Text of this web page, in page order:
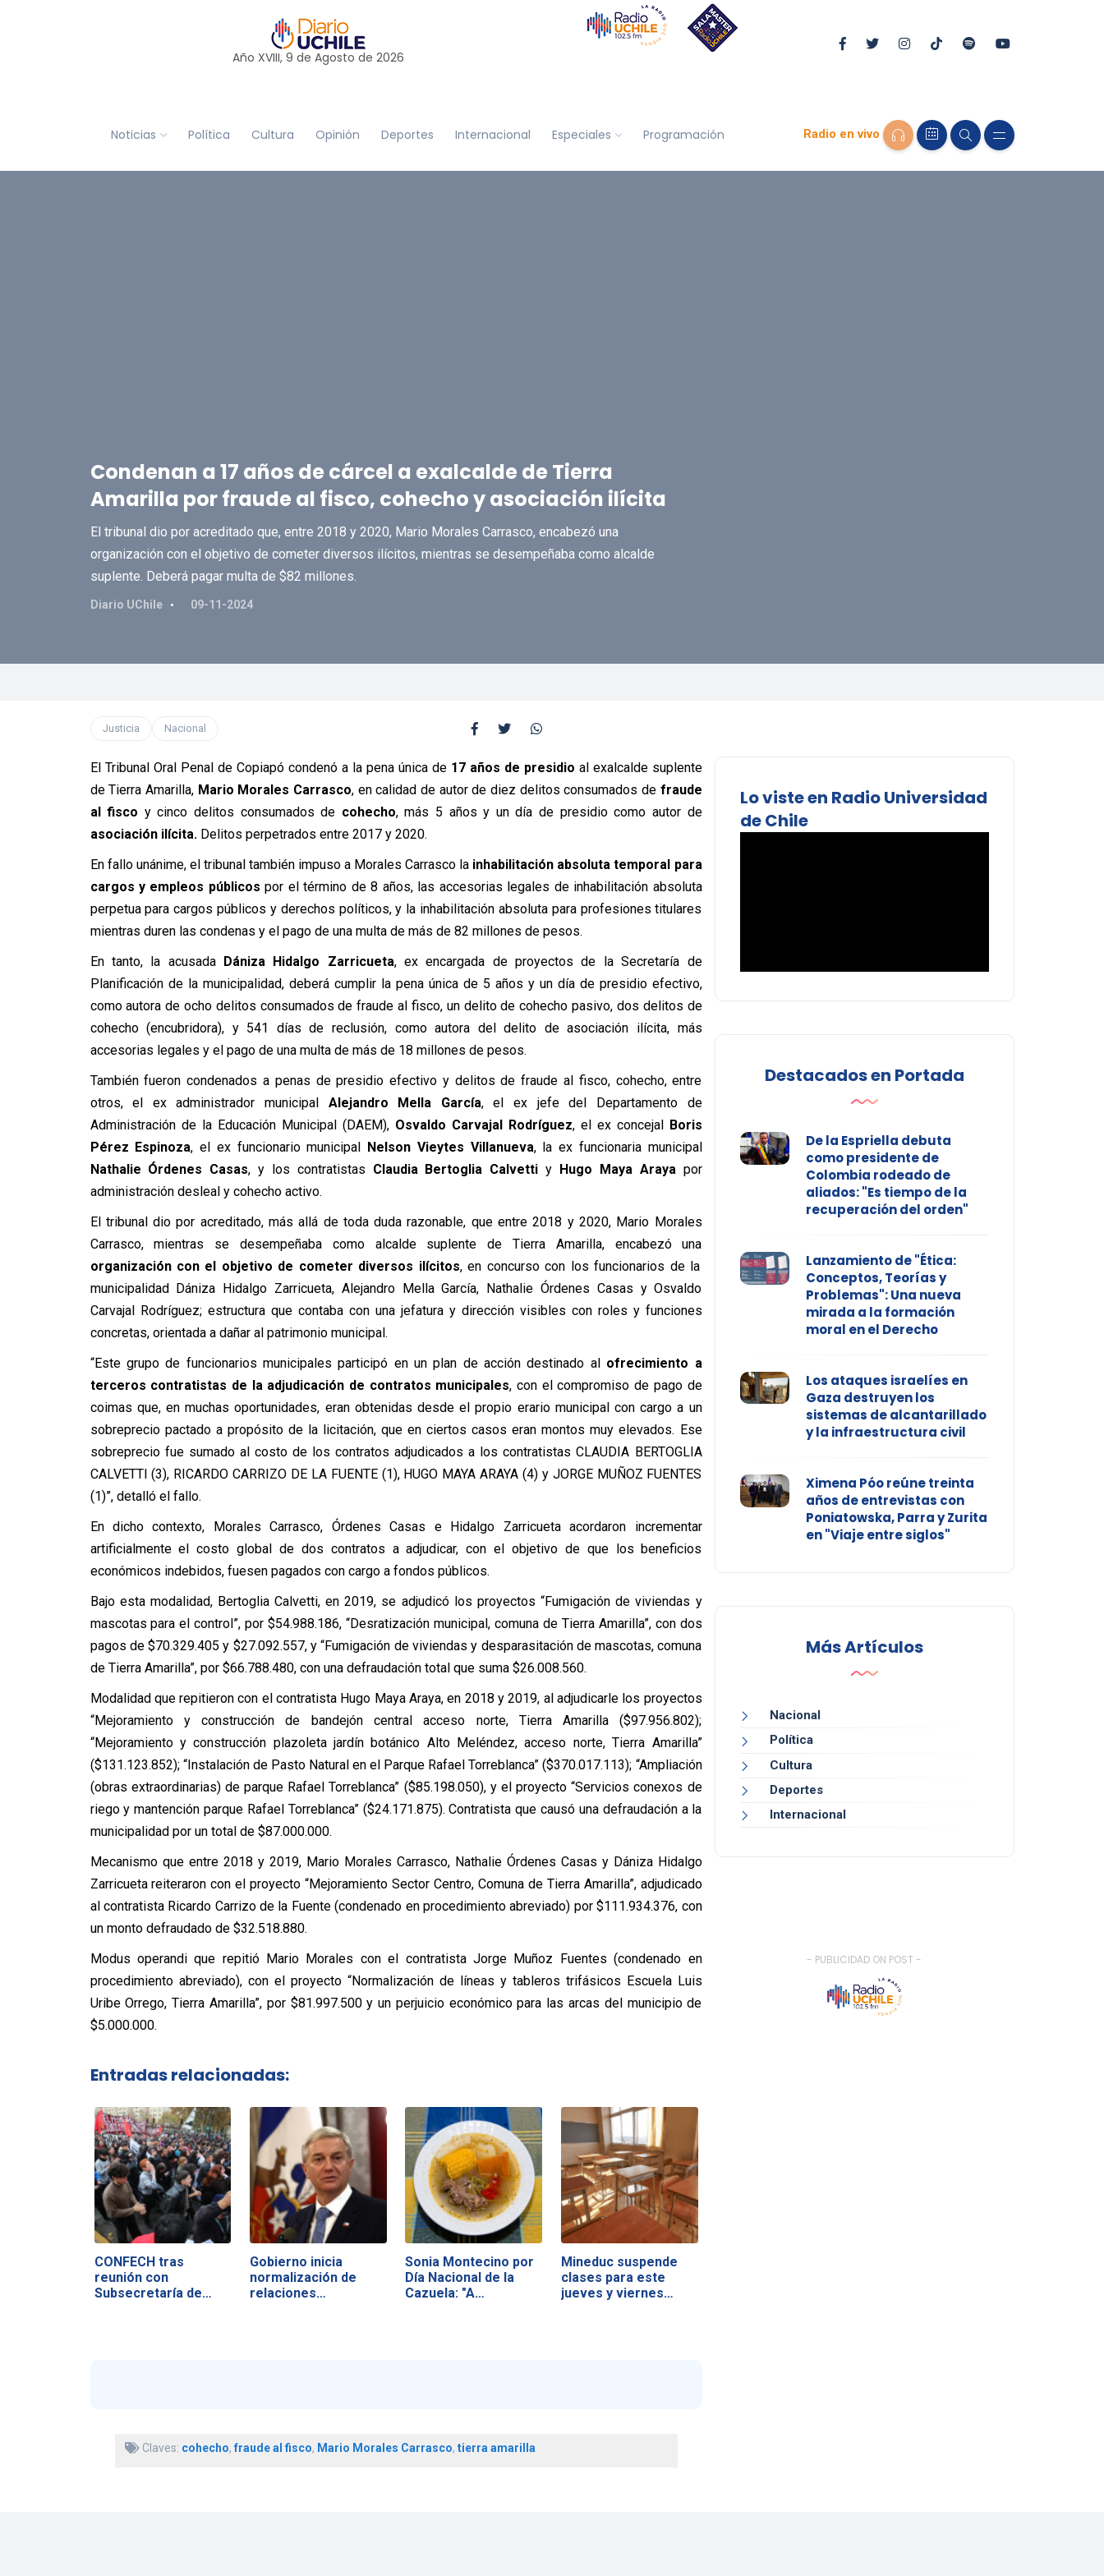
Año XVIII, 9 de Agosto de 2026
Noticias Política Cultura Opinión Deportes Internacional Especiales Programación Radio en vivo
Condenan a 17 años de cárcel a exalcalde de Tierra
Amarilla por fraude al fisco, cohecho y asociación ilícita
El tribunal dio por acreditado que, entre 2018 y 2020, Mario Morales Carrasco, encabezó una
organización con el objetivo de cometer diversos ilícitos, mientras se desempeñaba como alcalde
suplente. Deberá pagar multa de $82 millones.
Diario UChile 09-11-2024
Justicia Nacional
El Tribunal Oral Penal de Copiapó condenó a la pena única de 17 años de presidio al exalcalde suplente
de Tierra Amarilla, Mario Morales Carrasco, en calidad de autor de diez delitos consumados de fraude
al fisco y cinco delitos consumados de cohecho, más 5 años y un día de presidio como autor de
asociación ilícita. Delitos perpetrados entre 2017 y 2020.
En fallo unánime, el tribunal también impuso a Morales Carrasco la inhabilitación absoluta temporal para
cargos y empleos públicos por el término de 8 años, las accesorias legales de inhabilitación absoluta
perpetua para cargos públicos y derechos políticos, y la inhabilitación absoluta para profesiones titulares
mientras duren las condenas y el pago de una multa de más de 82 millones de pesos.
En tanto, la acusada Dániza Hidalgo Zarricueta, ex encargada de proyectos de la Secretaría de
Planificación de la municipalidad, deberá cumplir la pena única de 5 años y un día de presidio efectivo,
como autora de ocho delitos consumados de fraude al fisco, un delito de cohecho pasivo, dos delitos de
cohecho (encubridora), y 541 días de reclusión, como autora del delito de asociación ilícita, más
accesorias legales y el pago de una multa de más de 18 millones de pesos.
También fueron condenados a penas de presidio efectivo y delitos de fraude al fisco, cohecho, entre
otros, el ex administrador municipal Alejandro Mella García, el ex jefe del Departamento de
Administración de la Educación Municipal (DAEM), Osvaldo Carvajal Rodríguez, el ex concejal Boris
Pérez Espinoza, el ex funcionario municipal Nelson Vieytes Villanueva, la ex funcionaria municipal
Nathalie Órdenes Casas, y los contratistas Claudia Bertoglia Calvetti y Hugo Maya Arayapor
administración desleal y cohecho activo.
El tribunal dio por acreditado, más allá de toda duda razonable, que entre 2018 y 2020, Mario Morales
Carrasco, mientras se desempeñaba como alcalde suplente de Tierra Amarilla, encabezó una
organización con el objetivo de cometer diversos ilícitos, en concurso con los funcionarios de la
municipalidad Dániza Hidalgo Zarricueta, Alejandro Mella García, Nathalie Órdenes Casas y Osvaldo
Carvajal Rodríguez; estructura que contaba con una jefatura y dirección visibles con roles y funciones
concretas, orientada a dañar al patrimonio municipal.
“Este grupo de funcionarios municipales participó en un plan de acción destinado al ofrecimiento a
terceros contratistas de la adjudicación de contratos municipales, con el compromiso de pago de
coimas que, en muchas oportunidades, eran obtenidas desde el propio erario municipal con cargo a un
sobreprecio pactado a propósito de la licitación, que en ciertos casos eran montos muy elevados. Ese
sobreprecio fue sumado al costo de los contratos adjudicados a los contratistas CLAUDIA BERTOGLIA
CALVETTI (3), RICARDO CARRIZO DE LA FUENTE (1), HUGO MAYA ARAYA (4) y JORGE MUÑOZ FUENTES
(1)”, detalló el fallo.
En dicho contexto, Morales Carrasco, Órdenes Casas e Hidalgo Zarricueta acordaron incrementar
artificialmente el costo global de dos contratos a adjudicar, con el objetivo de que los beneficios
económicos indebidos, fuesen pagados con cargo a fondos públicos.
Bajo esta modalidad, Bertoglia Calvetti, en 2019, se adjudicó los proyectos “Fumigación de viviendas y
mascotas para el control”, por $54.988.186, “Desratización municipal, comuna de Tierra Amarilla”, con dos
pagos de $70.329.405 y $27.092.557, y “Fumigación de viviendas y desparasitación de mascotas, comuna
de Tierra Amarilla”, por $66.788.480, con una defraudación total que suma $26.008.560.
Modalidad que repitieron con el contratista Hugo Maya Araya, en 2018 y 2019, al adjudicarle los proyectos
“Mejoramiento y construcción de bandejón central acceso norte, Tierra Amarilla ($97.956.802);
“Mejoramiento y construcción plazoleta jardín botánico Alto Meléndez, acceso norte, Tierra Amarilla”
($131.123.852); “Instalación de Pasto Natural en el Parque Rafael Torreblanca” ($370.017.113); “Ampliación
(obras extraordinarias) de parque Rafael Torreblanca” ($85.198.050), y el proyecto “Servicios conexos de
riego y mantención parque Rafael Torreblanca” ($24.171.875). Contratista que causó una defraudación a la
municipalidad por un total de $87.000.000.
Mecanismo que entre 2018 y 2019, Mario Morales Carrasco, Nathalie Órdenes Casas y Dániza Hidalgo
Zarricueta reiteraron con el proyecto “Mejoramiento Sector Centro, Comuna de Tierra Amarilla”, adjudicado
al contratista Ricardo Carrizo de la Fuente (condenado en procedimiento abreviado) por $111.934.376, con
un monto defraudado de $32.518.880.
Modus operandi que repitió Mario Morales con el contratista Jorge Muñoz Fuentes (condenado en
procedimiento abreviado), con el proyecto “Normalización de líneas y tableros trifásicos Escuela Luis
Uribe Orrego, Tierra Amarilla”, por $81.997.500 y un perjuicio económico para las arcas del municipio de
$5.000.000.
Entradas relacionadas:
CONFECH tras
reunión con
Subsecretaría de
Gobierno inicia
normalización de
relaciones…
Sonia Montecino por
Día Nacional de la
Cazuela: "A…
Mineduc suspende
clases para este
jueves y viernes…
Claves: cohecho,fraude al fisco, Mario Morales Carrasco, tierra amarilla
Lo viste en Radio Universidad
de Chile
Destacados en Portada
De la Espriella debuta
como presidente de
Colombia rodeado de
aliados: "Es tiempo de la
recuperación del orden"
Lanzamiento de "Ética:
Conceptos, Teorías y
Problemas": Una nueva
mirada a la formación
moral en el Derecho
Los ataques israelíes en
Gaza destruyen los
sistemas de alcantarillado
y la infraestructura civil
Ximena Póo reúne treinta
años de entrevistas con
Poniatowska, Parra y Zurita
en "Viaje entre siglos"
Más Artículos
Nacional
Política
Cultura
Deportes
Internacional
- PUBLICIDAD ON POST -